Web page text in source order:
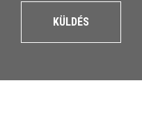
KÜLDÉS